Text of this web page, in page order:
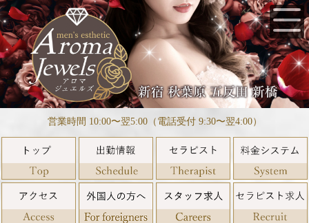
営業時間 10:00〜翌5:00（電話受付 9:30〜翌4:00）